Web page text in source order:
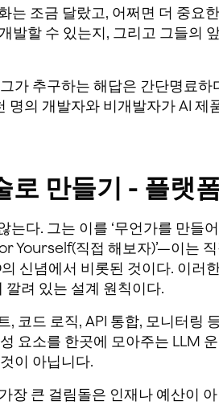
는 조금 달랐고, 어쩌면 더 중요
발할 수 있는지, 그리고 그들의
가 추구하는 해답은 간단명료하
명의 개발자와 비개발자가 AI 제
로 만들기 - 플랫
다. 그는 이를 ‘무언가를 만들
Yourself(직접 해보자)’—이는
신념에서 비롯된 것이다. 이러
깔려 있는 설계 원칙이다.
코드 로직, API 통합, 모니터링
요소를 한곳에 모아주는 LLM
이 아닙니다.
장 큰 걸림돌은 인재나 예산이